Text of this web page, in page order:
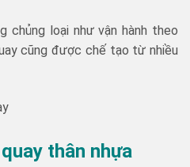
chủng loại như vận hành theo
cũng được chế tạo từ nhiều
thân nhựa